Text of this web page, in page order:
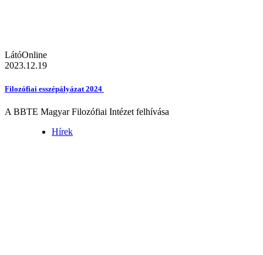
LátóOnline
2023.12.19
Filozófiai esszépályázat 2024
A BBTE Magyar Filozófiai Intézet felhívása
Hírek